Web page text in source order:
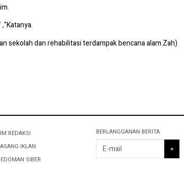
sekolah dan rehabilitasi terdampak bencana alam.Zah)
REDAKSI
IKLAN
SIBER
BERLANGGANAN BERITA